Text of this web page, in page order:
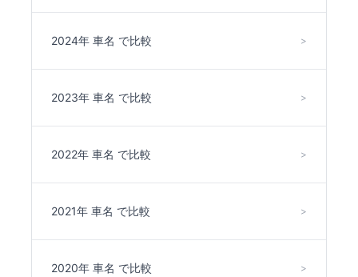
2024年 車名 で比較 >
2023年 車名 で比較 >
2022年 車名 で比較 >
2021年 車名 で比較 >
2020年 車名 で比較 >